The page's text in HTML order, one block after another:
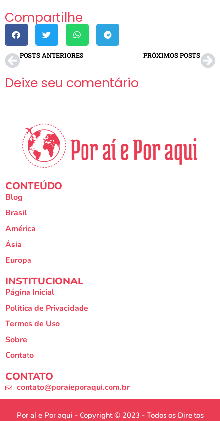
Compartilhe
POSTS ANTERIORES PRÓXIMOS POSTS
Deixe seu comentário
CONTEÚDO
Blog
Brasil
América
Ásia
Europa
INSTITUCIONAL
Página Inicial
Política de Privacidade
Termos de Uso
Sobre
Contato
CONTATO
contato@poraieporaqui.com.br
Por aí e Por aqui - Copyright © 2023 - Todos os Direitos